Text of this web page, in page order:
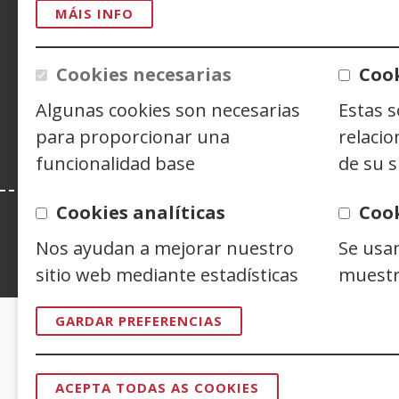
MÁIS INFO
Cookies necesarias
Algunas cookies son necesarias
para proporcionar una
funcionalidad base
Estas
de su
Cookies analíticas
Nos ayudan a mejorar nuestro
sitio web mediante estadísticas
Se
GARDAR PREFERENCIAS
ACEPTA TODAS AS COOKIES
Siguenos en: Facebook
nunha
vent�
Twitter
(Abrir
nunha
vent�
nova)
(Abrir
nunha
nova)
Esta web se ajusta a lo establecido
CERTIFICADOS DE CALIDAD